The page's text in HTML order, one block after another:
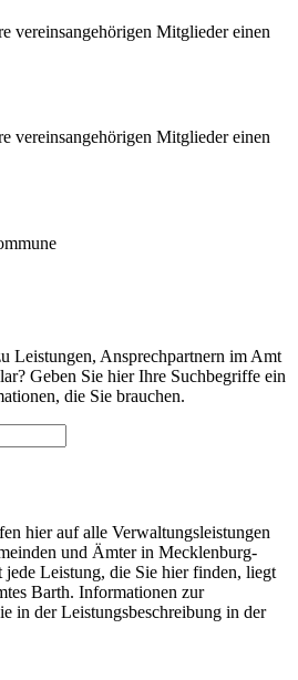
vereinsangehörigen Mitglieder einen
vereinsangehörigen Mitglieder einen
Leistungen, Ansprechpartnern im Amt
Geben Sie hier Ihre Suchbegriffe ein
die Sie brauchen.
hier auf alle Verwaltungsleistungen
und Ämter in Mecklenburg-
Leistung, die Sie hier finden, liegt
Barth. Informationen zur
in der Leistungsbeschreibung in der